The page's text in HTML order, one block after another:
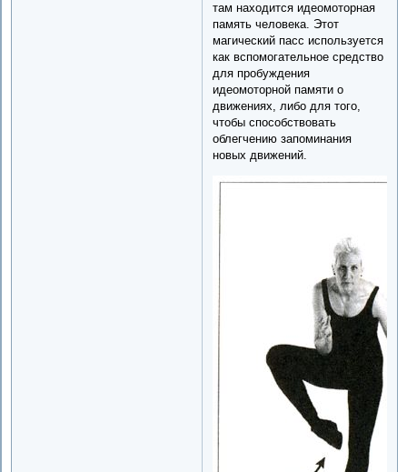
там находится идеомоторная
память человека. Этот
магический пасс используется
как вспомогательное средство
для пробуждения
идеомоторной памяти о
движениях, либо для того,
чтобы способствовать
облегчению запоминания
новых движений.